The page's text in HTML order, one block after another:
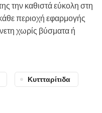
την καθιστά εύκολη στη
περιοχή εφαρμογής
χωρίς βύσματα ή
Κυττταρίτιδα